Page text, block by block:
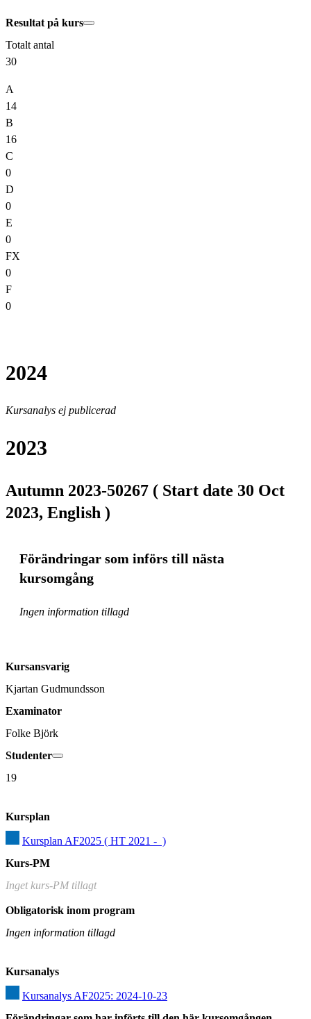
Resultat på kurs
Totalt antal
30
A
14
B
16
C
0
D
0
E
0
FX
0
F
0
2024
Kursanalys ej publicerad
2023
Autumn 2023-50267 ( Start date 30 Oct
2023, English )
Förändringar som införs till nästa
kursomgång
Ingen information tillagd
Kursansvarig
Kjartan Gudmundsson
Examinator
Folke Björk
Studenter
19
Kursplan
Kursplan AF2025 ( HT 2021 -  )
Kurs-PM
Inget kurs-PM tillagt
Obligatorisk inom program
Ingen information tillagd
Kursanalys
Kursanalys AF2025: 2024-10-23